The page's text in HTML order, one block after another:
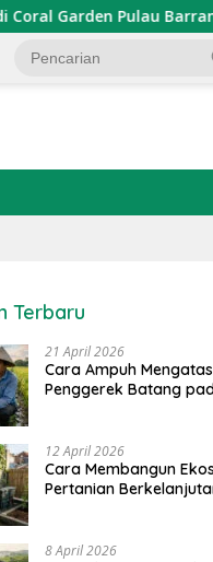
Barrang Caddi
Terbaru
21 April 2026
Cara Ampuh
Penggerek Batang
12 April 2026
Cara Membangun
Pertanian
8 April 2026